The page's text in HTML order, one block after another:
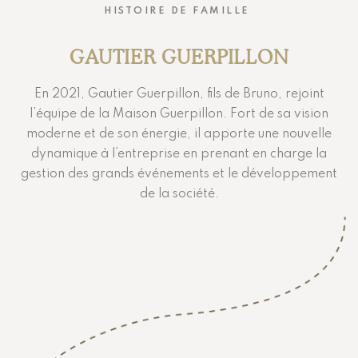
HISTOIRE DE FAMILLE
GAUTIER GUERPILLON
En 2021, Gautier Guerpillon, fils de Bruno, rejoint
l’équipe de la Maison Guerpillon. Fort de sa vision
moderne et de son énergie, il apporte une nouvelle
dynamique à l’entreprise en prenant en charge la
gestion des grands événements et le développement
de la société.